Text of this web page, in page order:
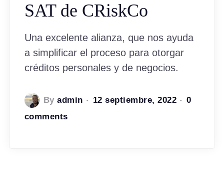
SAT de CRiskCo
Una excelente alianza, que nos ayuda
a simplificar el proceso para otorgar
créditos personales y de negocios.
Byadmin 12 septiembre, 2022
0
comments